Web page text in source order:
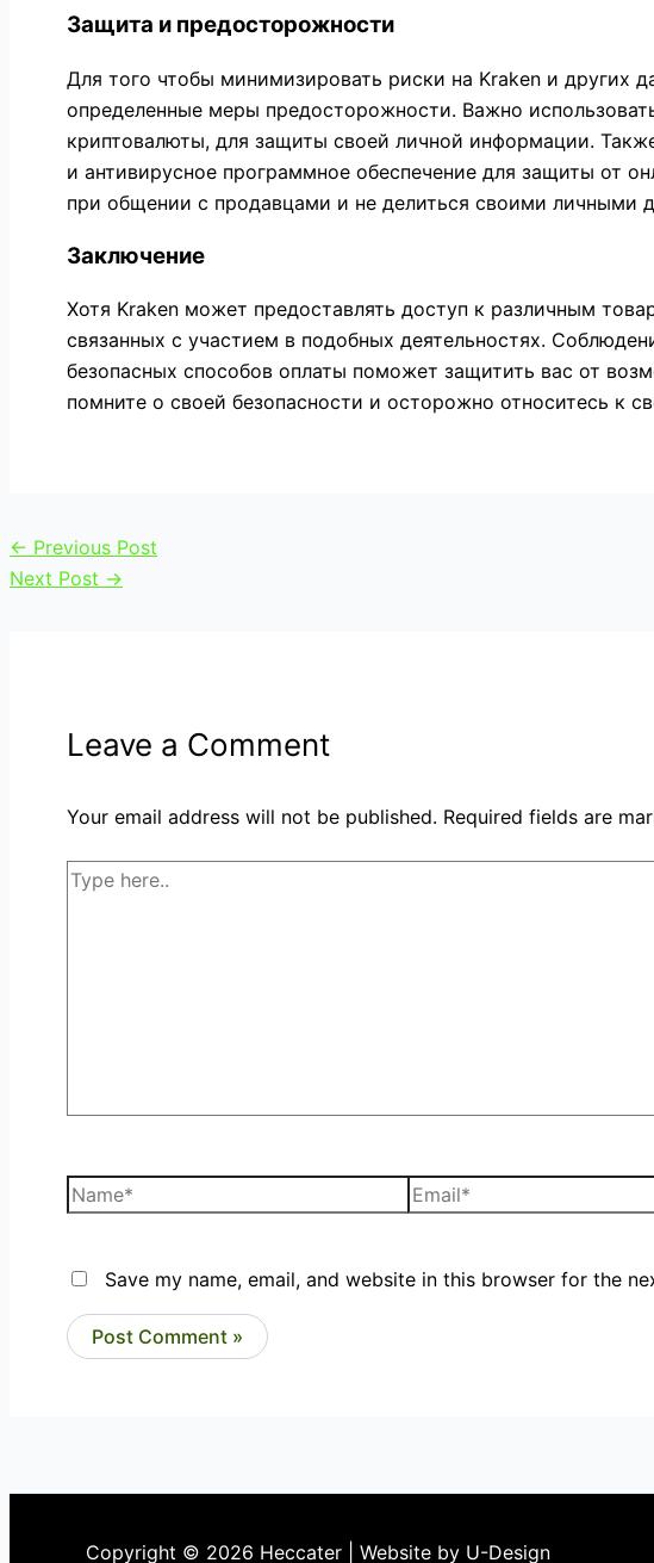
Защита и предосторожности
Для того чтобы минимизировать риски на Kraken и других
определенные меры предосторожности. Важно
криптовалюты, для защиты своей личной информации.
и антивирусное программное обеспечение для защиты от
при общении с продавцами и не делиться своими личными
Заключение
Хотя Kraken может предоставлять доступ к различным
связанных с участием в подобных деятельностях.
безопасных способов оплаты поможет защитить вас от
помните о своей безопасности и осторожно относитесь к
← Previous Post
Next Post →
Leave a Comment
Your email address will not be published. Required fields are
Save my name, email, and website in this browser for the
Copyright © 2026 Heccater | Website by U-Design